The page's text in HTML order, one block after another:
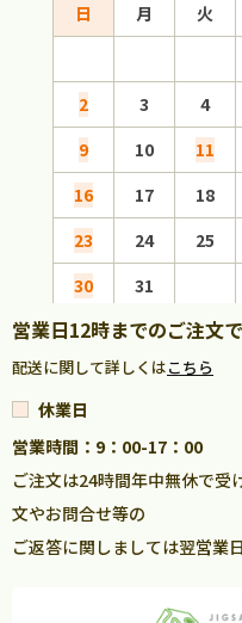
日 月 火
2
3 4
9
10 11
16
17 18
23
24 25
30
31
営業日12時までのご注文
配送に関して詳しくはこちら
休業日
営業時間：9：00-17：00
ご注文は24時間年中無休で受
文やお問合せ等の
ご返答に関しましては翌営業